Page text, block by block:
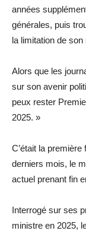
années
générales, puis
la limitation de son
Alors que les
sur son avenir
peux rester
2025. »
C’était la première
derniers mois, le
actuel prenant fin
Interrogé sur ses
ministre en 2025,